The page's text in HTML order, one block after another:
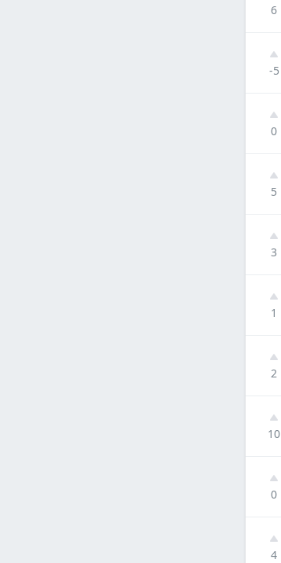
6
-5
0
5
3
1
2
10
0
4